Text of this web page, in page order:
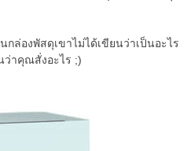
องพัสดุเขาไม่ได้เขียนว่าเป็นอะไร
าคุณสั่งอะไร ;)